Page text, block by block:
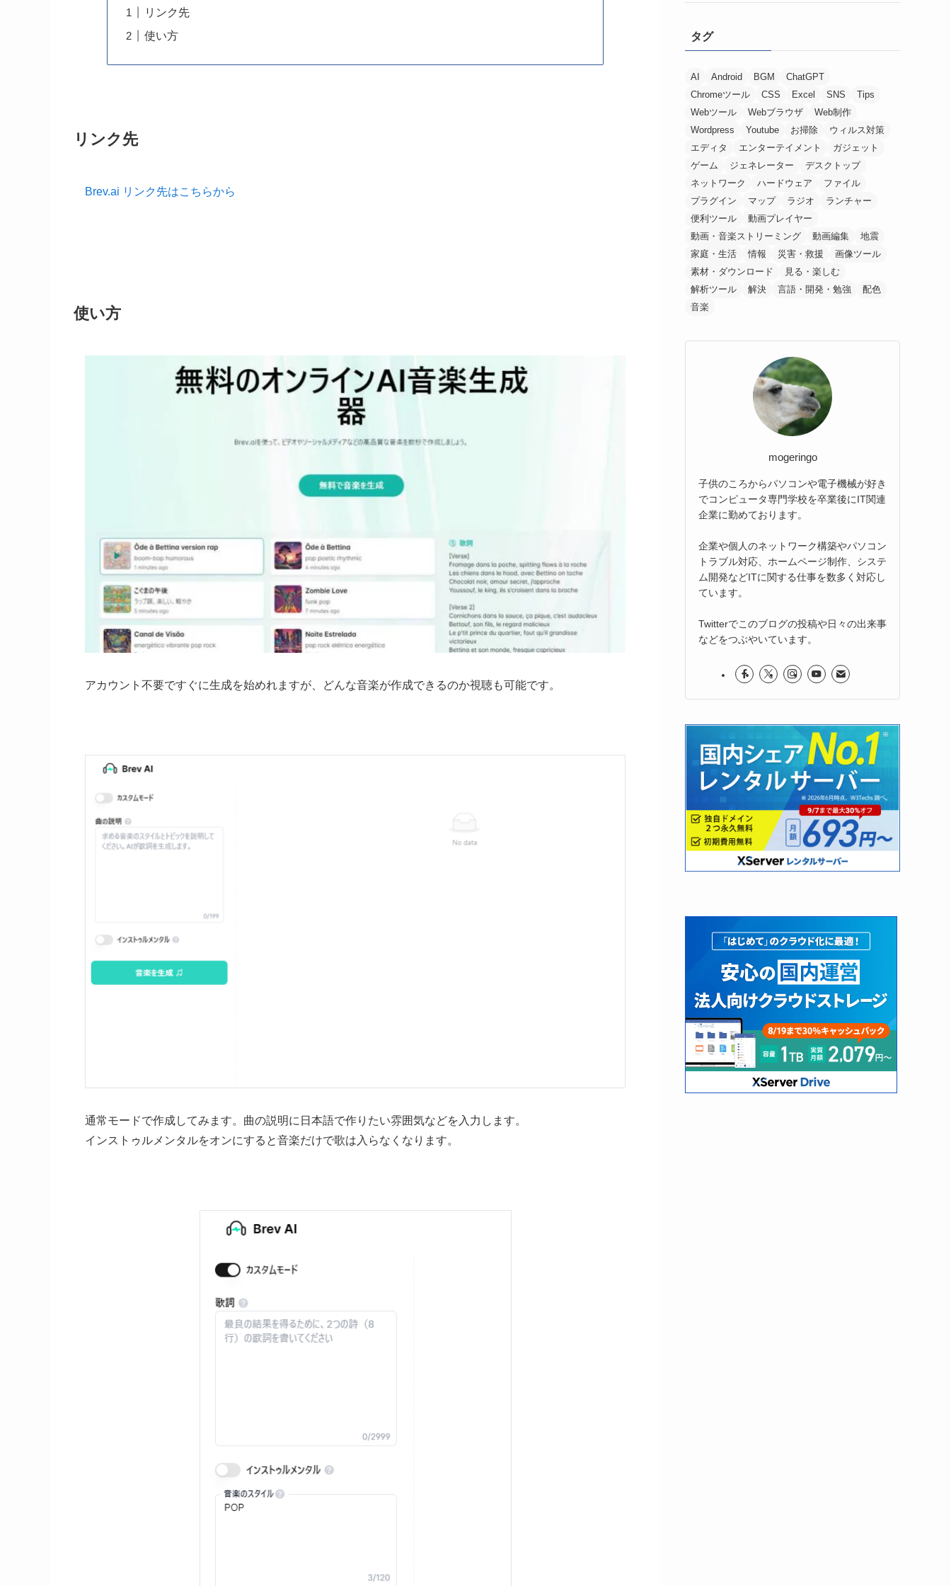
リンク先
使い方
リンク先
Brev.ai リンク先はこちらから
使い方
アカウント不要ですぐに生成を始めれますが、どんな音楽が作成できるのか視聴も可能です。
通常モードで作成してみます。曲の説明に日本語で作りたい雰囲気などを入力します。
インストゥルメンタルをオンにすると音楽だけで歌は入らなくなります。
タグ
AI Android BGM
ChatGPT
Chromeツール
CSS Excel SNS
Tips
Webツール
Webブラウザ
Web制作
Wordpress
Youtube お掃除
ウィルス対策
エディタ
エンターテイメント
ガジェット
ゲーム
ジェネレーター
デスクトップ
ネットワーク
ハードウェア
ファイル
プラグイン
マップ ラジオ
ランチャー
便利ツール
動画プレイヤー
動画・音楽ストリーミング
動画編集
地震
家庭・生活
情報 災害・救援
画像ツール
素材・ダウンロード
見る・楽しむ
解析ツール
解決 言語・開発・勉強
配色
音楽
mogeringo
子供のころからパソコンや電子機械が好き
でコンピュータ専門学校を卒業後にIT関連
企業に勤めております。
企業や個人のネットワーク構築やパソコン
トラブル対応、ホームページ制作、システ
ム開発などITに関する仕事を数多く対応し
ています。
Twitterでこのブログの投稿や日々の出来事
などをつぶやいています。